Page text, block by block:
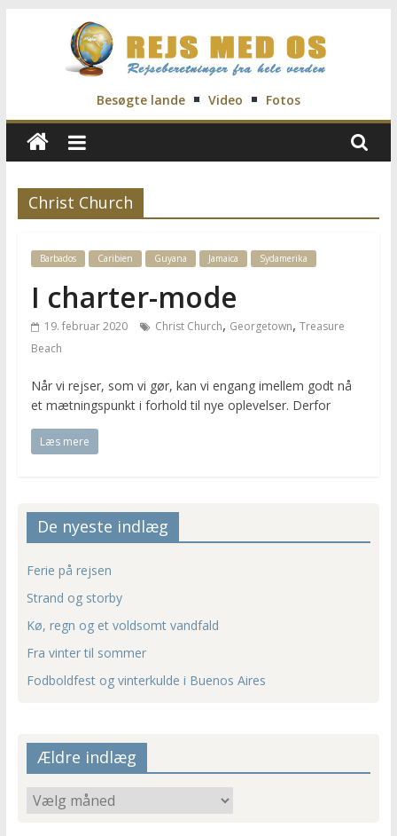
Rejs
Med
Os
for
Vilde,
Frida,
Marianne
og
Besøgte lande Video Fotos
Christ Church
Barbados Caribien Guyana Jamaica Sydamerika
I charter-mode
19. februar 2020 Christ Church, Georgetown, Treasure
Beach
Når vi rejser, som vi gør, kan vi engang imellem godt nå
et mætningspunkt i forhold til nye oplevelser. Derfor
Læs mere
De nyeste indlæg
Ferie på rejsen
Strand og storby
Kø, regn og et voldsomt vandfald
Fra vinter til sommer
Fodboldfest og vinterkulde i Buenos Aires
Ældre indlæg
Ældre